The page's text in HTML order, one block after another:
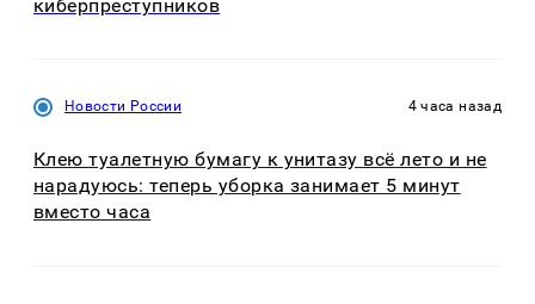
киберпреступников
Новости России 4 часа назад
Клею туалетную бумагу к унитазу всё лето и не
нарадуюсь: теперь уборка занимает 5 минут
вместо часа